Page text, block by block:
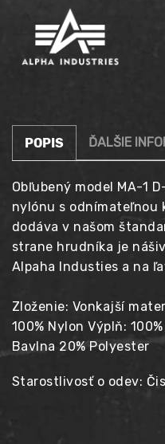
POPIS ĎALŠIE
Obľubený model MA-1
nylónu s odnímateľnou
dodáva v našom
strane hrudníka je
Alpaha Industies a na
Zloženie: Vonkajší
100% Nylon Výplň:
Bavlna 20% Polyester
Starostlivosť o odev: